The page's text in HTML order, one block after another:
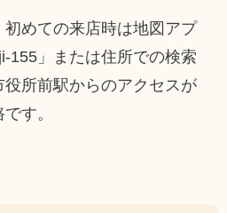
めての来店時は地図アプ
155」または住所での検索
所前駅からのアクセスが
す。